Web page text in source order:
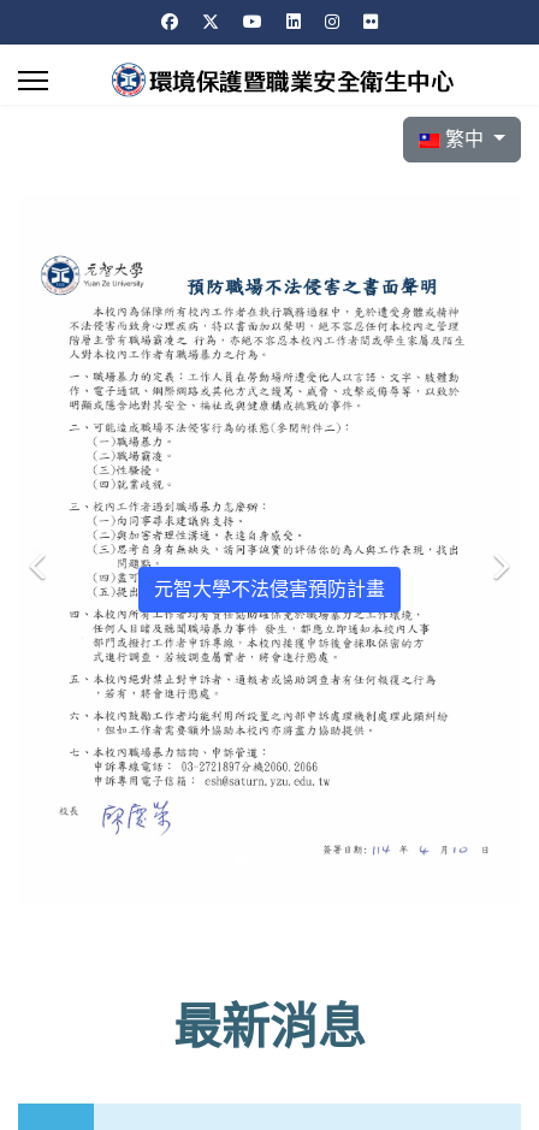
選擇你的語言
繁中
元智大學不法侵害預防計畫
最新消息
管機關受理最高負責人職場霸凌事件申訴處
理辦法 地方主管機關受理最高負責人職場
霸凌事件申訴處理辦法...
03
【環安衛中心公告】函轉勞
查照並轉知所屬。
教育部函-函轉職場霸凌防治措施準則 勞動
部函-職場霸凌防治措施準則條文.總說明 職
場霸凌防治措施準則 職場霸凌防治措施準
則總說明...
18
檢送本署受理勞動部116年
度職業災害預防及職業災害
勞工重建補助案申請公告及
相關資料各1份，請惠予協助
公告。
勞動部 公告 勞動部職業安全衛生署 函 勞動
部補助相關單位辦理職業災害預防及職業災
害勞工重建事項作業要點...
【環安衛中心公告】函轉勞
動部公告修正「執行職務遭
受不法侵害預防指引」（第
受不法侵害預防指引 執行職務遭受不法侵
害預防第五版 勞動部公告 勞動部函-檢送執
行職務遭受不法侵害預防指引公告...